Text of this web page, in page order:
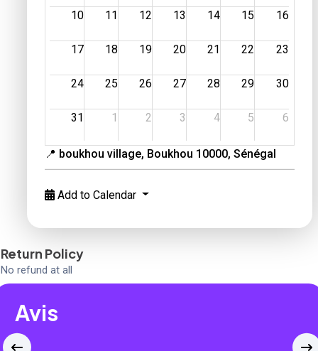
10 11 12 13 14 15 16
17 18 19 20 21 22 23
24 25 26 27 28 29 30
31 1 2 3 4 5 6
📍 boukhou village, Boukhou 10000, Sénégal
Add to Calendar
Return Policy
No refund at all
Avis